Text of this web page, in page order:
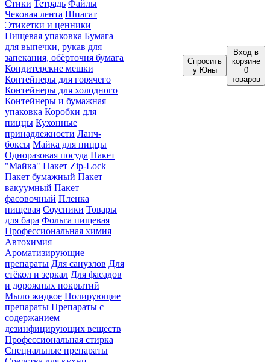
Стики Тетрадь Файлы
Чековая лента Шпагат
Этикетки и ценники
Пищевая упаковка Бумага
для выпечки, рукав для
запекания, обёрточня бумага
Кондитерские мешки
Контейнеры для горячего
Контейнеры для холодного
Контейнеры и бумажная
упаковка Коробки для
пиццы Кухонные
принадлежности Ланч-
боксы Майка для пиццы
Одноразовая посуда Пакет
"Майка" Пакет Zip-Lock
Пакет бумажный Пакет
вакуумный Пакет
фасовочный Пленка
пищевая Соусники Товары
для бара Фольга пищевая
Профессиональная химия
Автохимия
Ароматизирующие
препараты Для санузлов Для
стёкол и зеркал Для фасадов
и дорожных покрытий
Мыло жидкое Полирующие
препараты Препараты с
содержанием
дезинфицирующих веществ
Профессиональная стирка
Специальные препараты
Спросить
у Юны
Вход в
корзине
0
товаров